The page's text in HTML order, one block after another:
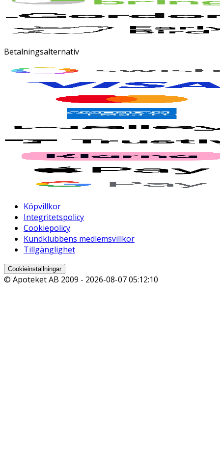
Betalningsalternativ
Köpvillkor
Integritetspolicy
Cookiepolicy
Kundklubbens medlemsvillkor
Tillgänglighet
Cookieinställningar
© Apoteket AB 2009 - 2026-08-07 05:12:10